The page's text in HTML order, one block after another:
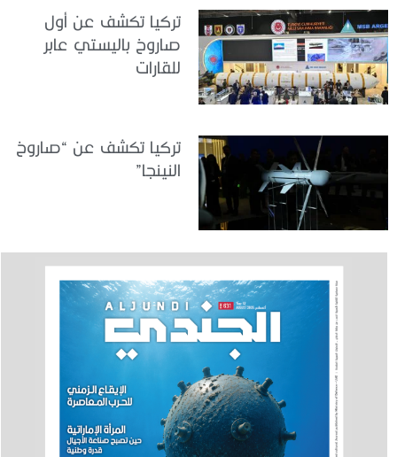
تركيا تكشف عن أول
صاروخ باليستي عابر
للقارات
تركيا تكشف عن “صاروخ
النينجا”